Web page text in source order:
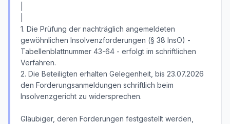
1. Die Prüfung der nachträglich angemeldeten
gewöhnlichen Insolvenzforderungen (§ 38 InsO) -
Tabellenblattnummer 43-64 - erfolgt im schriftlichen
Verfahren.
2. Die Beteiligten erhalten Gelegenheit, bis 23.07.2026
den Forderungsanmeldungen schriftlich beim
Insolvenzgericht zu widersprechen.
Gläubiger, deren Forderungen festgestellt werden,